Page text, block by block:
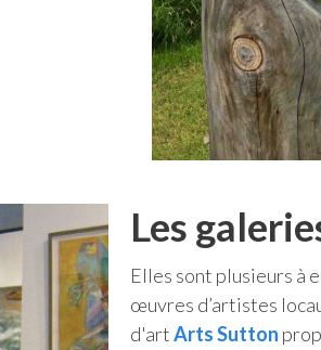
Les
Elles sont plusieurs à
œuvres d’artistes
d'artArts Sutton